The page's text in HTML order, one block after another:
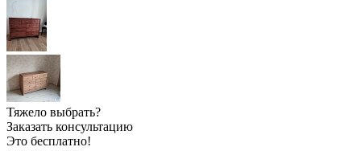
Тяжело выбрать?
Заказать консультацию
Это бесплатно!